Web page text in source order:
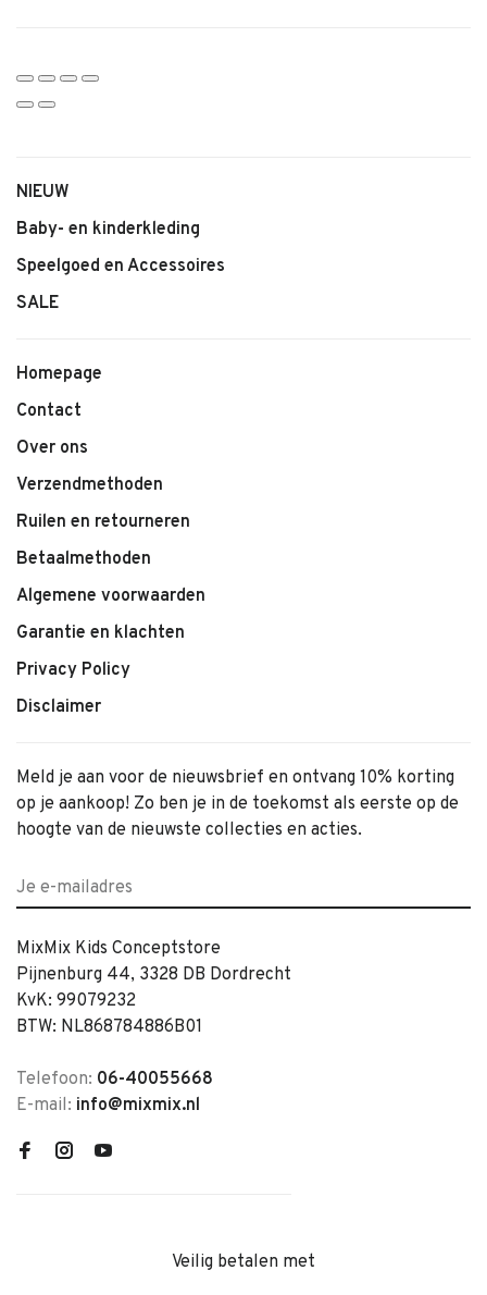
Ideaal voor dagelijks gebruik in elk seizoen.
Een comfortabele en stijlvolle broek die zachtheid, warmte en
Twijfel je over de maat? Neem gerust contact met ons op. We
• Warm en comfortabel materiaal
• Elastische tailleband
• Stoer en tijdloos design
• Geschikt voor dagelijks gebruik
NIEUW
Baby- en kinderkleding
Speelgoed en Accessoires
SALE
Homepage
Contact
Over ons
Verzendmethoden
Ruilen en retourneren
Betaalmethoden
Algemene voorwaarden
Garantie en klachten
Privacy Policy
Disclaimer
Meld je aan voor de nieuwsbrief en ontvang 10% korting
op je aankoop! Zo ben je in de toekomst als eerste op de
hoogte van de nieuwste collecties en acties.
MixMix Kids Conceptstore
Pijnenburg 44, 3328 DB Dordrecht
KvK: 99079232
BTW: NL868784886B01
Telefoon: 06-40055668
E-mail: info@mixmix.nl
Veilig betalen met